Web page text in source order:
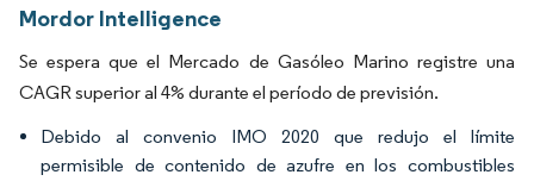
Mordor Intelligence
Se espera que el Mercado de Gasóleo Marino registre una
CAGR superior al 4% durante el período de previsión.
Debido al convenio IMO 2020 que redujo el límite
permisible de contenido de azufre en los combustibles